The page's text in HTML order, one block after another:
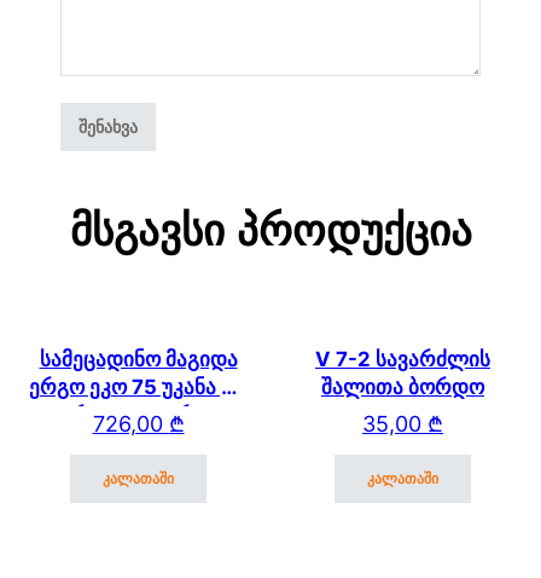
Მსგავსი Პროდუქცია
სამეცადინო მაგიდა
ერგო ეკო 75 უკანა და
გვერდითა თაროთი
726,00 ₾
კალათაში
V 7-2 სავარძლის
შალითა ბორდო
35,00 ₾
კალათაში